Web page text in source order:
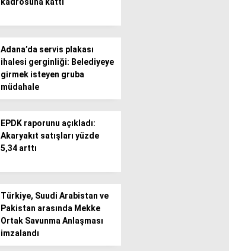
Adana’da servis plakası
ihalesi gerginliği: Belediyeye
girmek isteyen gruba
müdahale
EPDK raporunu açıkladı:
Akaryakıt satışları yüzde
5,34 arttı
Türkiye, Suudi Arabistan ve
Pakistan arasında Mekke
Ortak Savunma Anlaşması
imzalandı